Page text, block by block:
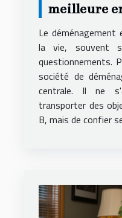
meilleure
service
économique
Le déménagement
la vie, souvent
questionnements.
société de
centrale. Il ne
transporter des
B, mais de confier